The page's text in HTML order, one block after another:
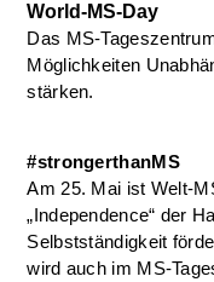
World-MS-Day
Das MS-
Möglichkeiten
stärken.
#strongerthanMS
Am 25. Mai ist Welt-
„Independence“ der
Selbstständigkeit
wird auch im MS-